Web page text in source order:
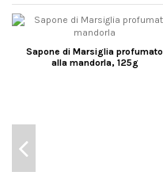
Sapone di Marsiglia profumato
alla mandorla, 125g